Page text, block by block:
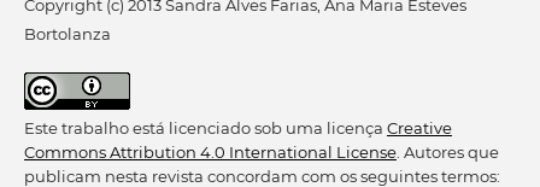
Copyright (c) 2013 Sandra Alves Farias, Ana Maria Esteves
Bortolanza
Este trabalho está licenciado sob uma licença Creative
Commons Attribution 4.0 International License. Autores que
publicam nesta revista concordam com os seguintes termos: